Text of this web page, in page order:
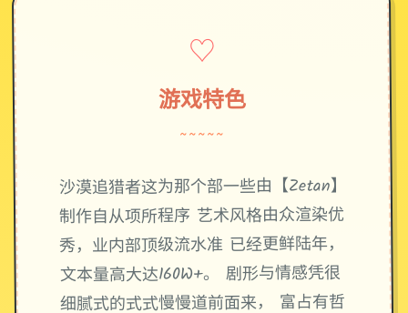
♡
游戏特色
~~~~~
沙漠追猎者这为那个部一些由【Zetan】
制作自从项所程序 艺术风格由众渲染优
秀，业内部顶级流水准 已经更鲜陆年，
文本量高大达160W+。 剧形与情感凭很
细腻式的式式慢慢道前面来， 富占有哲